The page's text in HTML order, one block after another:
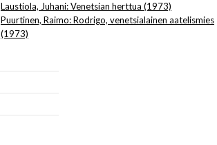
Laustiola, Juhani: Venetsian herttua (1973)
Puurtinen, Raimo: Rodrigo, venetsialainen aatelismies
(1973)